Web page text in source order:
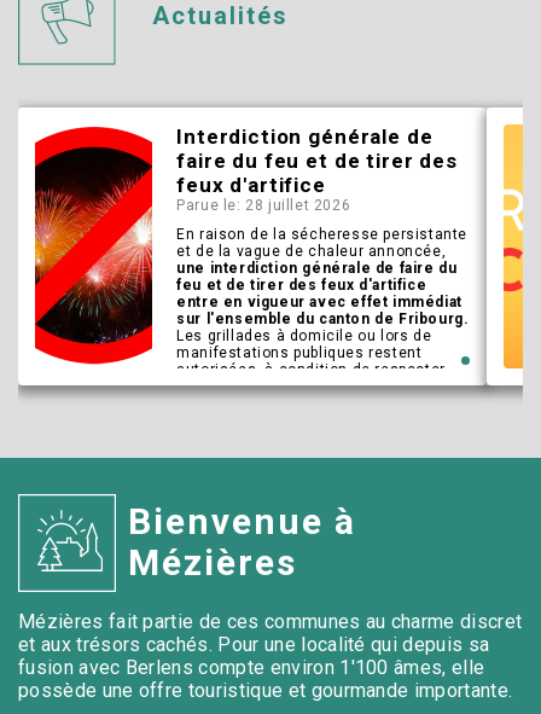
Actualités
Interdiction générale de
faire du feu et de tirer des
feux d'artifice
Parue le: 28 juillet 2026
En raison de la sécheresse persistante
et de la vague de chaleur annoncée,
une interdiction générale de faire du
feu et de tirer des feux d'artifice
entre en vigueur avec effet immédiat
sur l'ensemble du canton de Fribourg.
Les grillades à domicile ou lors de
manifestations publiques restent
autorisées, à condition de respecter
une distance minimale de 50 mètres
de la forêt.
allumettes bengales ainsi que tout
autre article pyrotechnique ;
le lâcher de lanternes célestes ;
les spectacles de rue avec des feux à
l'air libre, y compris les défilés de
notamment les feux du 1er août ;
tout feu en plein air.
Les grillades restent autorisées, mais
uniquement aux conditions suivantes :
Bienvenue à
Mézières
Mézières fait partie de ces communes au charme discret
et aux trésors cachés. Pour une localité qui depuis sa
fusion avec Berlens compte environ 1'100 âmes, elle
possède une offre touristique et gourmande importante.